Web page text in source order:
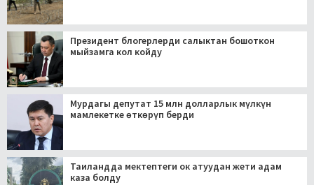
Президент блогерлерди салыктан бошоткон
мыйзамга кол койду
Мурдагы депутат 15 млн долларлык мүлкүн
мамлекетке өткөрүп берди
Таиландда мектептеги ок атуудан жети адам
каза болду